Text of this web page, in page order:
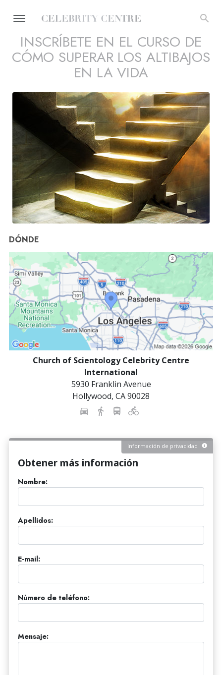
INSCRÍBETE EN EL CURSO DE
CÓMO SUPERAR LOS ALTIBAJOS
EN LA VIDA
DÓNDE
Church of Scientology Celebrity Centre
International
5930 Franklin Avenue
Hollywood, CA90028
Información de privacidad
Obtener más información
Nombre:
Apellidos:
E-mail:
Número de teléfono:
Mensaje: